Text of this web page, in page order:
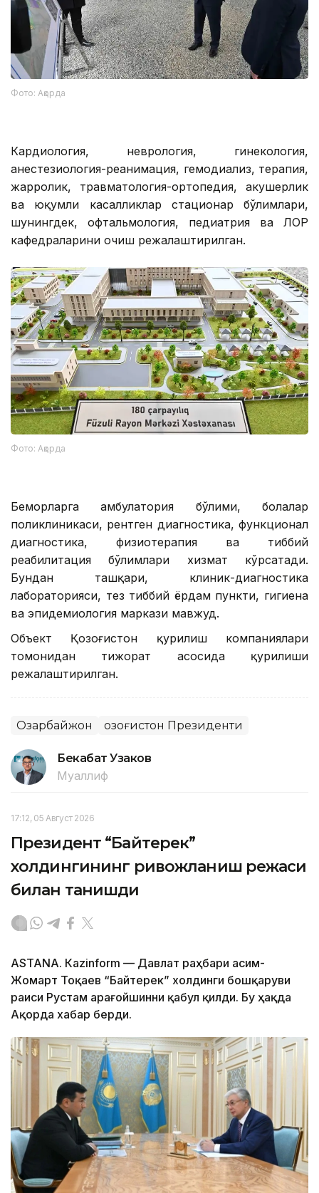
Фото: Ақорда
Кардиология, неврология, гинекология,
анестезиология-реанимация, гемодиализ, терапия,
жарроҳлик, травматология-ортопедия, акушерлик
ва юқумли касалликлар стационар бўлимлари,
шунингдек, офтальмология, педиатрия ва ЛОР
кафедраларини очиш режалаштирилган.
Фото: Ақорда
Беморларга амбулатория бўлими, болалар
поликлиникаси, рентген диагностика, функционал
диагностика, физиотерапия ва тиббий
реабилитация бўлимлари хизмат кўрсатади.
Бундан ташқари, клиник-диагностика
лабораторияси, тез тиббий ёрдам пункти, гигиена
ва эпидемиология маркази мавжуд.
Объект Қозоғистон қурилиш компаниялари
томонидан тижорат асосида қурилиши
режалаштирилган.
Озарбайжон Қозоғистон Президенти
Бекабат Узаков
Муаллиф
17:12, 05 Август 2026
Президент “Байтерек”
холдингининг ривожланиш режаси
билан танишди
ASTANА. Каzinform — Давлат раҳбари Қасим-
Жомарт Тоқаев “Байтерек” холдинги бошқаруви
раиси Рустам Қарағойшинни қабул қилди. Бу ҳақда
Ақорда хабар берди.